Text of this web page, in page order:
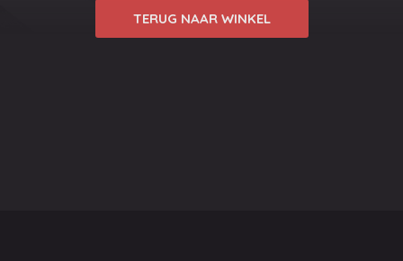
TERUG NAAR WINKEL